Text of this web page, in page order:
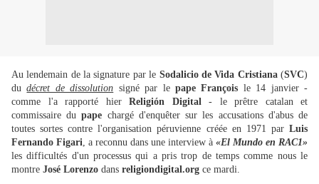
Au lendemain de la signature par le Sodalicio de Vida Cristiana(SVC)
dudécret de dissolution signé par le pape François le 14 janvier -
comme l'a rapporté hier Religión Digital- le prêtre catalan et
commissaire dupape chargé d'enquêter sur les accusations d'abus de
toutes sortes contre l'organisation péruvienne créée en 1971 par Luis
Fernando Figari, a reconnu dans une interview à «El Mundo en RAC1»
les difficultés d'un processus qui a pris trop de temps comme nous le
montre José Lorenzo dans religiondigital.org ce mardi.